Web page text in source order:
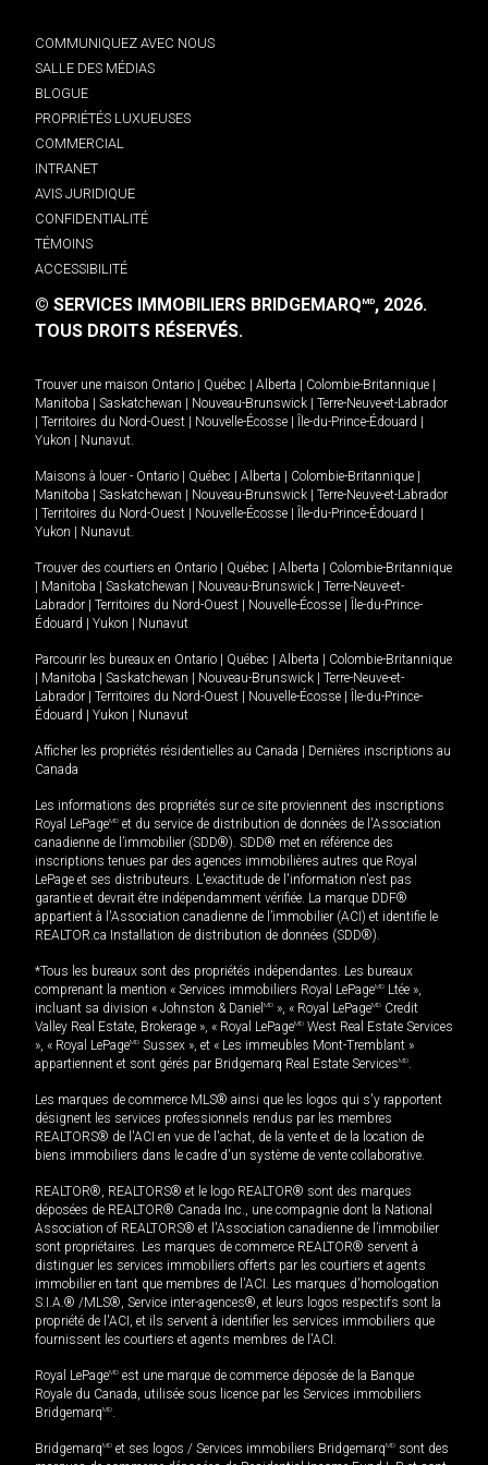
COMMUNIQUEZ AVEC NOUS
SALLE DES MÉDIAS
BLOGUE
PROPRIÉTÉS LUXUEUSES
COMMERCIAL
INTRANET
AVIS JURIDIQUE
CONFIDENTIALITÉ
TÉMOINS
ACCESSIBILITÉ
© SERVICES IMMOBILIERS BRIDGEMARQMD, 2026.
TOUS DROITS RÉSERVÉS.
Trouver une maison Ontario Québec Alberta Colombie-Britannique
Manitoba
Saskatchewan Nouveau-Brunswick
Terre-Neuve-et-Labrador
Territoires du Nord-Ouest Nouvelle-Écosse Île-du-Prince-Édouard
Yukon
Nunavut.
Maisons à louer - Ontario Québec Alberta Colombie-Britannique
Manitoba
Saskatchewan Nouveau-Brunswick
Terre-Neuve-et-Labrador
Territoires du Nord-Ouest Nouvelle-Écosse Île-du-Prince-Édouard
Yukon
Nunavut.
Trouver des courtiers en Ontario Québec Alberta
Colombie-Britannique
Manitoba Saskatchewan Nouveau-Brunswick
Terre-Neuve-et-
Labrador
Territoires du Nord-Ouest Nouvelle-Écosse
Île-du-Prince-
Édouard
Yukon Nunavut
Parcourir les bureaux en Ontario Québec Alberta
Colombie-Britannique
Manitoba Saskatchewan Nouveau-Brunswick
Terre-Neuve-et-
Labrador
Territoires du Nord-Ouest Nouvelle-Écosse
Île-du-Prince-
Édouard
Yukon Nunavut
Afficher les propriétés résidentielles au Canada
Dernières inscriptions au
Canada
Les informations des propriétés sur ce site proviennent des inscriptions
Royal LePageMD et du service de distribution de données de l'Association
canadienne de l’immobilier (SDD®). SDD® met en référence des
inscriptions tenues par des agences immobilières autres que Royal
LePage et ses distributeurs. L'exactitude de l'information n'est pas
garantie et devrait être indépendamment vérifiée. La marque DDF®
appartient à l'Association canadienne de l’immobilier (ACI) et identifie le
REALTOR.ca Installation de distribution de données (SDD®).
*Tous les bureaux sont des propriétés indépendantes. Les bureaux
comprenant la mention « Services immobiliers Royal LePageMD Ltée »,
incluant sa division « Johnston & Daniel MD », « Royal LePageMD Credit
Valley Real Estate, Brokerage », « Royal LePageMD West Real Estate Services
», « Royal LePageMD Sussex », et « Les immeubles Mont-Tremblant »
appartiennent et sont gérés par Bridgemarq Real Estate ServicesMD.
Les marques de commerce MLS® ainsi que les logos qui s'y rapportent
désignent les services professionnels rendus par les membres
REALTORS® de l'ACI en vue de l'achat, de la vente et de la location de
biens immobiliers dans le cadre d'un système de vente collaborative.
REALTOR®, REALTORS® et le logo REALTOR® sont des marques
déposées de REALTOR® Canada Inc., une compagnie dont la National
Association of REALTORS® et l'Association canadienne de l’immobilier
sont propriétaires. Les marques de commerce REALTOR® servent à
distinguer les services immobiliers offerts par les courtiers et agents
immobilier en tant que membres de l'ACI. Les marques d'homologation
S.I.A.® /MLS®, Service inter-agences®, et leurs logos respectifs sont la
propriété de l'ACI, et ils servent à identifier les services immobiliers que
fournissent les courtiers et agents membres de l'ACI.
Royal LePageMD est une marque de commerce déposée de la Banque
Royale du Canada, utilisée sous licence par les Services immobiliers
BridgemarqMD.
BridgemarqMD et ses logos / Services immobiliers BridgemarqMD sont des